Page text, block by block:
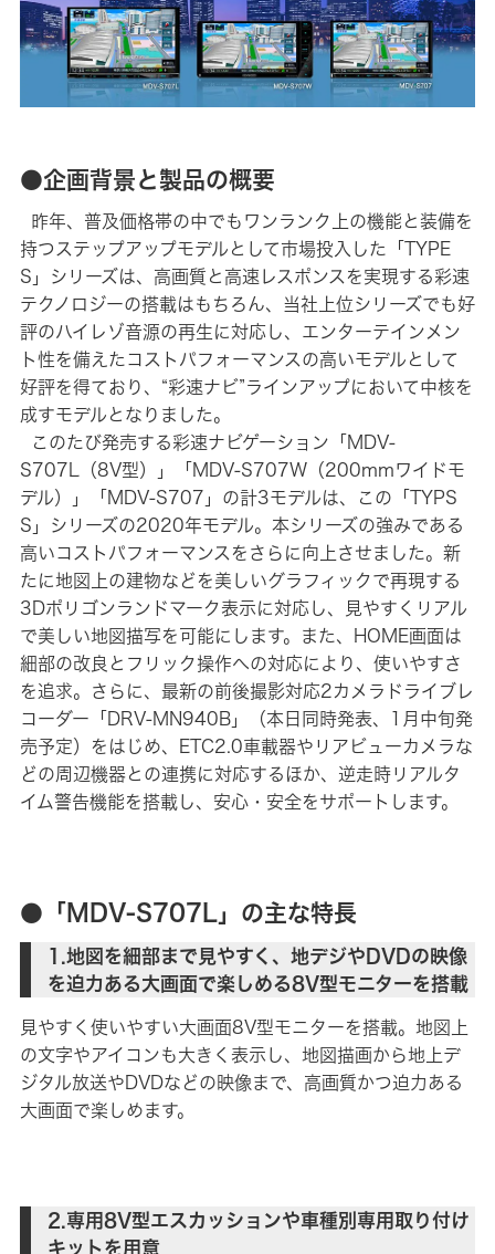
●企画背景と製品の概要
昨年、普及価格帯の中でもワンランク上の機能と装備を
持つステップアップモデルとして市場投入した「TYPE
S」シリーズは、高画質と高速レスポンスを実現する彩速
テクノロジーの搭載はもちろん、当社上位シリーズでも好
評のハイレゾ音源の再生に対応し、エンターテインメン
ト性を備えたコストパフォーマンスの高いモデルとして
好評を得ており、“彩速ナビ”ラインアップにおいて中核を
成すモデルとなりました。
このたび発売する彩速ナビゲーション「MDV-
S707L（8V型）」「MDV-S707W（200mmワイドモ
デル）」「MDV-S707」の計3モデルは、この「TYPS
S」シリーズの2020年モデル。本シリーズの強みである
高いコストパフォーマンスをさらに向上させました。新
たに地図上の建物などを美しいグラフィックで再現する
3Dポリゴンランドマーク表示に対応し、見やすくリアル
で美しい地図描写を可能にします。また、HOME画面は
細部の改良とフリック操作への対応により、使いやすさ
を追求。さらに、最新の前後撮影対応2カメラドライブレ
コーダー「DRV-MN940B」（本日同時発表、1月中旬発
売予定）をはじめ、ETC2.0車載器やリアビューカメラな
どの周辺機器との連携に対応するほか、逆走時リアルタ
イム警告機能を搭載し、安心・安全をサポートします。
●「MDV-S707L」の主な特長
1.地図を細部まで見やすく、地デジやDVDの映像
を迫力ある大画面で楽しめる8V型モニターを搭載
見やすく使いやすい大画面8V型モニターを搭載。地図上
の文字やアイコンも大きく表示し、地図描画から地上デ
ジタル放送やDVDなどの映像まで、高画質かつ迫力ある
大画面で楽しめます。
2.専用8V型エスカッションや車種別専用取り付け
キットを用意